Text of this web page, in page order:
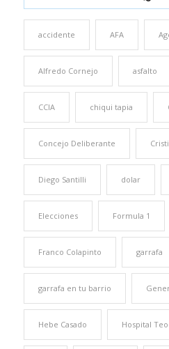
accidente AFA
Alfredo Cornejo asfalto
CCIA chiqui tapia
Concejo Deliberante
Diego Santilli dolar
Elecciones Formula 1
Franco Colapinto garrafa
garrafa en tu barrio
Hebe Casado Hospital